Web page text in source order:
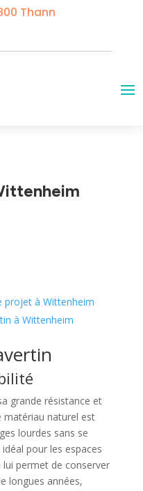
Thann
projet à Wittenheim
à Wittenheim
grande résistance et
matériau naturel est
lourdes sans se
pour les espaces
permet de conserver
longues années,